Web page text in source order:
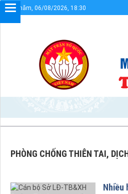
Thứ năm, 06/08/2026, 18:30
bạn đến với Cổng thông tin điện tử
PHÒNG CHỐNG THIÊN TAI,
Nhiều